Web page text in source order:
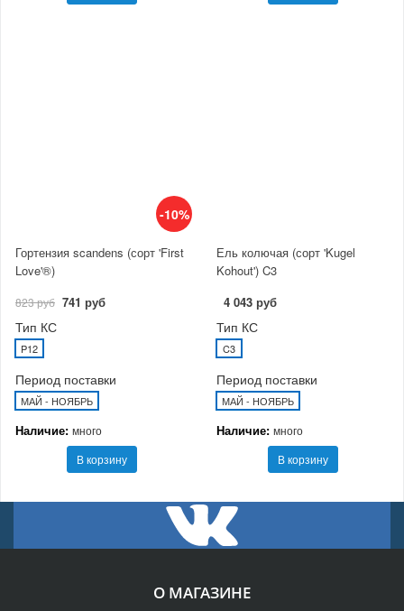
-10%
Гортензия scandens (сорт 'First
Love'®)
823 руб 741 руб
Тип КС
P12
Период поставки
МАЙ - НОЯБРЬ
Наличие: много
В корзину
Ель колючая (сорт 'Kugel
Kohout') C3
4 043 руб
Тип КС
C3
Период поставки
МАЙ - НОЯБРЬ
Наличие: много
В корзину
О МАГАЗИНЕ